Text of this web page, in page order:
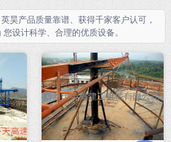
昊产品质量靠谱、获得千家客户认可，
设计科学、合理的优质设备。